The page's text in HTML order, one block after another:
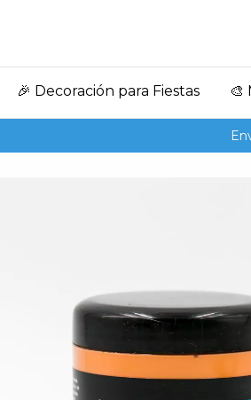
🎉 Decoración para Fiestas 🎨
Envíos